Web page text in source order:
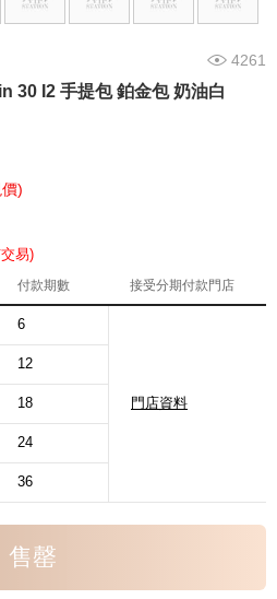
4261
30 I2 手提包 鉑金包 奶油白
)
易)
付款期數 接受分期付款門店
6
門店資料
12
18
24
36
售罄